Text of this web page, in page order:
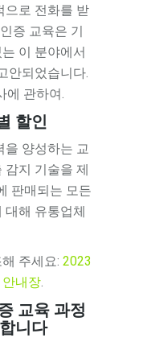
으로 전화를 받
증 교육은 기
이 분야에서
안되었습니다.
에 관하여.
할인
을 양성하는 교
지 기술을 제
판매되는 모든
해 유통업체
해 주세요:2023
안내장.
교육 과정
니다